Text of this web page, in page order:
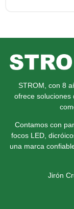
STROM, con 8
ofrece soluciones
Contamos con
focos LED,
una marca
Jirón